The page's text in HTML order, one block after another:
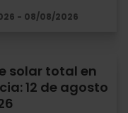
- 08/08/2026
solar total en
12 de agosto